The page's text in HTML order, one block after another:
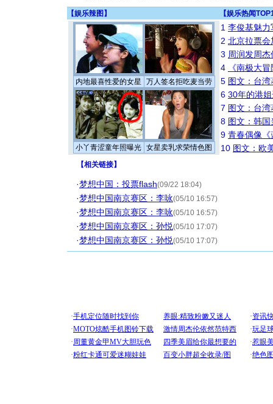
【娱乐辣图 】 【娱乐热闻
内地最喜性爱的女星 万人签名拒吃麦当劳
小丫青涩童年照曝光 女星卖乳求荣情色图
1 李俊基魅力
2 北京拉票
3 周润发周
4
《南极大
5 图文：台
6 30年的港
7 图文：台
8 图文：韩
9 青春偶像《
10 图文：欧
【相关链接】
·梦想中国：投票flash(09/22 18:04)
·梦想中国南京赛区：李咏(05/10 16:57)
·梦想中国南京赛区：李咏(05/10 16:57)
·梦想中国南京赛区：孙悦(05/10 17:07)
·梦想中国南京赛区：孙悦(05/10 17:07)